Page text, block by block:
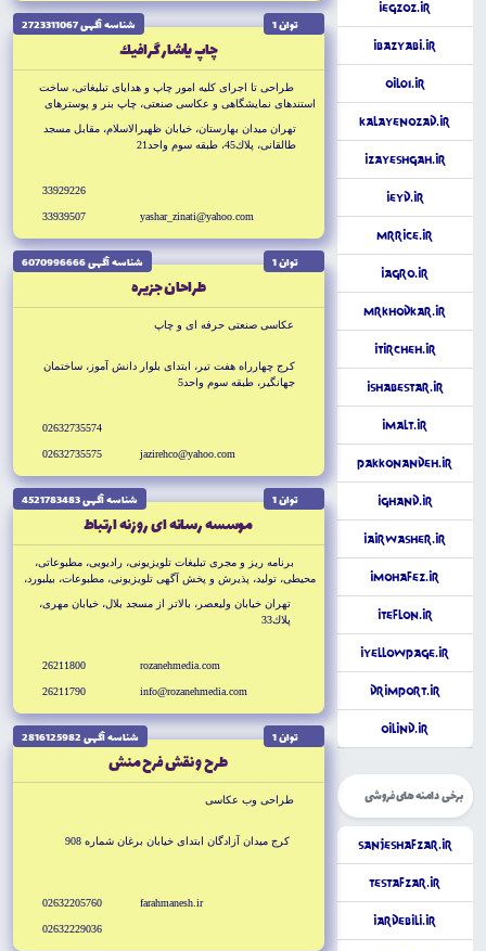
iEgzoz.ir
iBazyabi.ir
Oil01.ir
KalayeNozad.ir
iZayeshgah.ir
iEyd.ir
MrRice.ir
iAgro.ir
MrKhodkar.ir
iTircheh.ir
iShabestar.ir
iMalt.ir
Pakkonandeh.ir
iGhand.ir
iAirWasher.ir
iMohafez.ir
iTeflon.ir
iYellowpage.ir
DrImport.ir
OilInd.ir
برخی دامنه های فروشی
SanjeshAfzar.ir
TestAfzar.ir
iArdebili.ir
توان 1 شناسه آگهى 2723311067
چاپ ياشار گرافيك
طراحى تا اجراى كليه امور چاپ و هداياى تبليغاتى، ساخت
استندهاى نمايشگاهى و عكاسى صنعتى، چاپ بنر و پوسترهاى
تهران ميدان بهارستان، خيابان ظهيرالاسلام، مقابل مسجد
طالقانى، پلاك45، طبقه سوم واحد21
yashar_zinati@yahoo.com
33929226
33939507
توان 1 شناسه آگهى 6070996666
طراحان جزيره
عكاسى صنعتى حرفه اى و چاپ
كرج چهارراه هفت تير، ابتداى بلوار دانش آموز، ساختمان
جهانگير، طبقه سوم واحد5
jazirehco@yahoo.com
02632735574
02632735575
توان 1 شناسه آگهى 4521783483
موسسه رسانه اى روزنه ارتباط
برنامه ريز و مجرى تبليغات تلويزيونى، راديويى، مطبوعاتى،
محيطى، توليد، پذيرش و پخش آگهى تلويزيونى، مطبوعات، بيلبورد،
تهران خيابان وليعصر، بالاتر از مسجد بلال، خيابان مهرى،
پلاك33
rozanehmedia.com
info@rozanehmedia.com
26211800
26211790
توان 1 شناسه آگهى 2816125982
طرح و نقش فرح منش
طراحى وب عكاسى
كرج ميدان آزادگان ابتداى خيابان برغان شماره 908
farahmanesh.ir
02632205760
02632229036